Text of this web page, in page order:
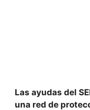
Las ayudas del
una red de